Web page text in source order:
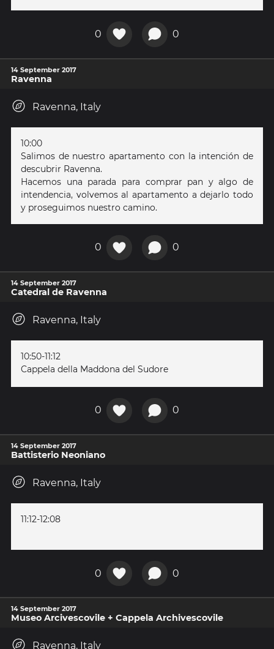
0 0
14 September 2017
Ravenna
Ravenna, Italy
10:00
Salimos de nuestro apartamento con la intención de
descubrir Ravenna.
Hacemos una parada para comprar pan y algo de
intendencia, volvemos al apartamento a dejarlo todo
y proseguimos nuestro camino.
0 0
14 September 2017
Catedral de Ravenna
Ravenna, Italy
10:50-11:12
Cappela della Maddona del Sudore
0 0
14 September 2017
Battisterio Neoniano
Ravenna, Italy
11:12-12:08
0 0
14 September 2017
Museo Arcivescovile + Cappela Archivescovile
Ravenna, Italy